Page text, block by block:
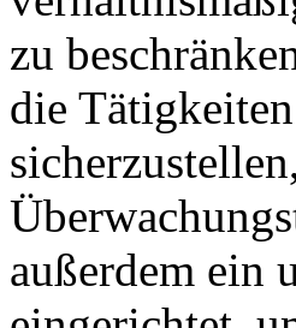
zu
die
außerdem ein